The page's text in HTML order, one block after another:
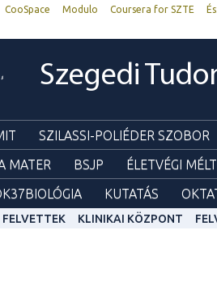
CooSpace Modulo Coursera for SZTE
Szegedi
SZILASSI-POLIÉDER SZOBOR
MATER BSJP ÉLETVÉGI
KUTATÁS
FELVETTEK KLINIKAI KÖZPONT